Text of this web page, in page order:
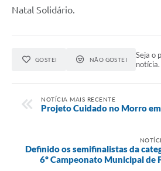
Natal Solidário.
GOSTEI NÃO GOSTEI
Seja o
notícia.
NOTÍCIA MAIS RECENTE
Projeto Cuidado no Morro
Definido os semifinalistas da
6º Campeonato Municipal de